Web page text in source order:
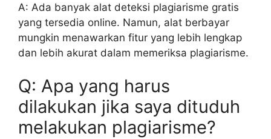
A: Ada banyak alat deteksi plagiarisme gratis
yang tersedia online. Namun, alat berbayar
mungkin menawarkan fitur yang lebih lengkap
dan lebih akurat dalam memeriksa plagiarisme.
Q: Apa yang harus
dilakukan jika saya dituduh
melakukan plagiarisme?